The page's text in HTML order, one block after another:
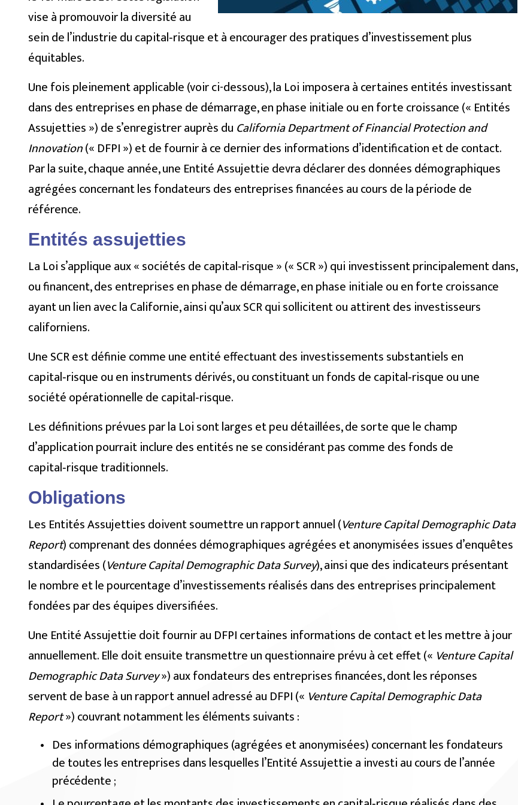
vise à promouvoir la diversité au
sein de l’industrie du capital‑risque et à encourager des pratiques d’investissement plus
équitables.
Une fois pleinement applicable (voir ci-dessous), la Loi imposera à certaines entités investissant
dans des entreprises en phase de démarrage, en phase initiale ou en forte croissance (« Entités
Assujetties ») de s’enregistrer auprès du California Department of Financial Protection and
Innovation(« DFPI ») et de fournir à ce dernier des informations d’identification et de contact.
Par la suite, chaque année, une Entité Assujettie devra déclarer des données démographiques
agrégées concernant les fondateurs des entreprises financées au cours de la période de
référence.
Entités assujetties
La Loi s’applique aux « sociétés de capital‑risque » (« SCR ») qui investissent principalement dans,
ou financent, des entreprises en phase de démarrage, en phase initiale ou en forte croissance
ayant un lien avec la Californie, ainsi qu’aux SCR qui sollicitent ou attirent des investisseurs
californiens.
Une SCR est définie comme une entité effectuant des investissements substantiels en
capital‑risque ou en instruments dérivés, ou constituant un fonds de capital‑risque ou une
société opérationnelle de capital‑risque.
Les définitions prévues par la Loi sont larges et peu détaillées, de sorte que le champ
d’application pourrait inclure des entités ne se considérant pas comme des fonds de
capital‑risque traditionnels.
Obligations
Les Entités Assujetties doivent soumettre un rapport annuel (Venture Capital Demographic Data
Report) comprenant des données démographiques agrégées et anonymisées issues d’enquêtes
standardisées (Venture Capital Demographic Data Survey), ainsi que des indicateurs présentant
le nombre et le pourcentage d’investissements réalisés dans des entreprises principalement
fondées par des équipes diversifiées.
Une Entité Assujettie doit fournir au DFPI certaines informations de contact et les mettre à jour
annuellement. Elle doit ensuite transmettre un questionnaire prévu à cet effet (« Venture Capital
Demographic Data Survey») aux fondateurs des entreprises financées, dont les réponses
servent de base à un rapport annuel adressé au DFPI (« Venture Capital Demographic Data
Report») couvrant notamment les éléments suivants :
Des informations démographiques (agrégées et anonymisées) concernant les fondateurs
de toutes les entreprises dans lesquelles l’Entité Assujettie a investi au cours de l’année
précédente ;